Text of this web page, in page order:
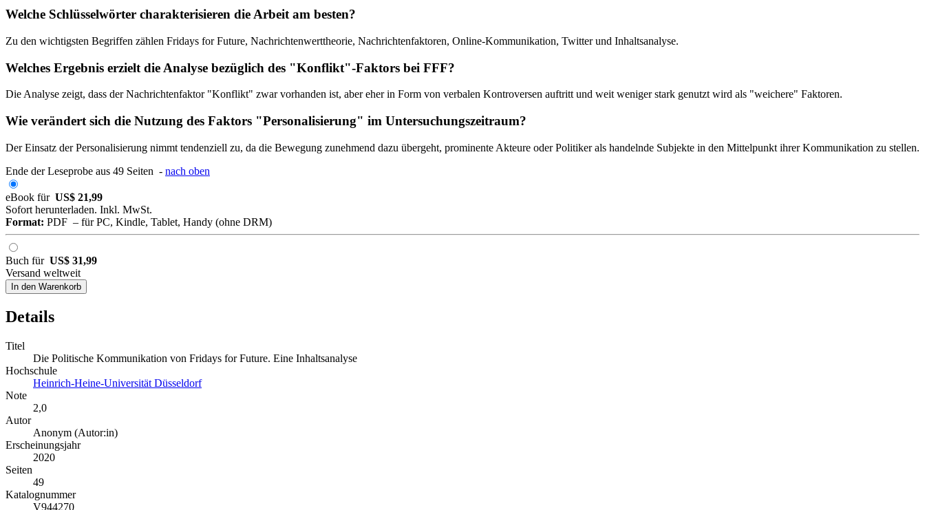
Welche Schlüsselwörter charakterisieren die Arbeit am besten?
Zu den wichtigsten Begriffen zählen Fridays for Future, Nachrichtenwerttheorie, Nachrichtenfaktoren, Online-Kommunikation, Twitter und Inhaltsanalyse.
Welches Ergebnis erzielt die Analyse bezüglich des "Konflikt"-Faktors bei FFF?
Die Analyse zeigt, dass der Nachrichtenfaktor "Konflikt" zwar vorhanden ist, aber eher in Form von verbalen Kontroversen auftritt und weit weniger stark genutzt wird als "weichere" Faktoren.
Wie verändert sich die Nutzung des Faktors "Personalisierung" im Untersuchungszeitraum?
Der Einsatz der Personalisierung nimmt tendenziell zu, da die Bewegung zunehmend dazu übergeht, prominente Akteure oder Politiker als handelnde Subjekte in den Mittelpunkt ihrer Kommunikation zu stellen.
Ende der Leseprobe aus 49 Seiten - nach oben
eBook für US$ 21,99
Sofort herunterladen. Inkl. MwSt.
Format: PDF – für PC, Kindle, Tablet, Handy (ohne DRM)
Buch für US$ 31,99
Versand weltweit
In den Warenkorb
Details
Titel
Die Politische Kommunikation von Fridays for Future. Eine Inhaltsanalyse
Hochschule
Heinrich-Heine-Universität Düsseldorf
Note
2,0
Autor
Anonym (Autor:in)
Erscheinungsjahr
2020
Seiten
49
Katalognummer
V944270